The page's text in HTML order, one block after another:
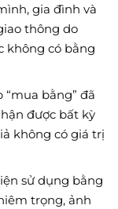
gia đình và
thông do
không có bằng
bằng” đã
được bất kỳ
không có giá trị
sử dụng bằng
trọng, ảnh